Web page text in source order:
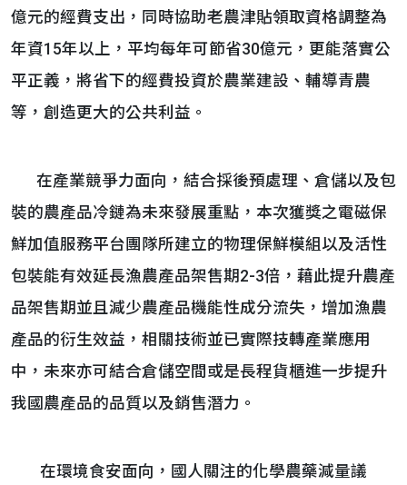
億元的經費支出，同時協助老農津貼領取資格調整為
年資15年以上，平均每年可節省30億元，更能落實公
平正義，將省下的經費投資於農業建設、輔導青農
等，創造更大的公共利益。
在產業競爭力面向，結合採後預處理、倉儲以及包
裝的農產品冷鏈為未來發展重點，本次獲獎之電磁保
鮮加值服務平台團隊所建立的物理保鮮模組以及活性
包裝能有效延長漁農產品架售期2-3倍，藉此提升農產
品架售期並且減少農產品機能性成分流失，增加漁農
產品的衍生效益，相關技術並已實際技轉產業應用
中，未來亦可結合倉儲空間或是長程貨櫃進一步提升
我國農產品的品質以及銷售潛力。
在環境食安面向，國人關注的化學農藥減量議